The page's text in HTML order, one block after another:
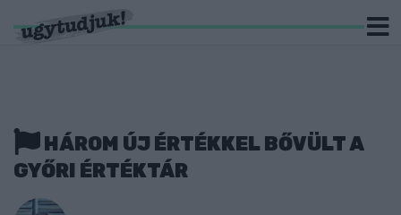
HÁROM ÚJ ÉRTÉKKEL BŐVÜLT A
GYŐRI ÉRTÉKTÁR